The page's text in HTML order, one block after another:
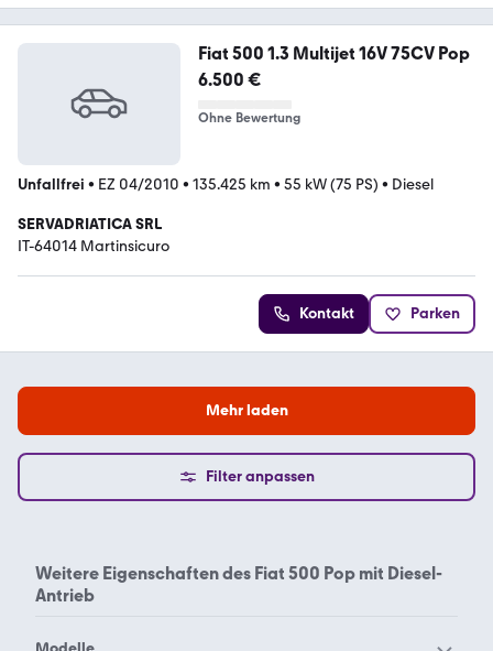
Fiat 500 1.3 Multijet 16V 75CV Pop
6.500 €
Ohne Bewertung
Unfallfrei • EZ 04/2010 • 135.425 km • 55 kW (75 PS) • Diesel
SERVADRIATICA SRL
IT-64014 Martinsicuro
Kontakt Parken
Mehr laden
Filter anpassen
Weitere Eigenschaften des Fiat 500 Pop mit Diesel-
Antrieb